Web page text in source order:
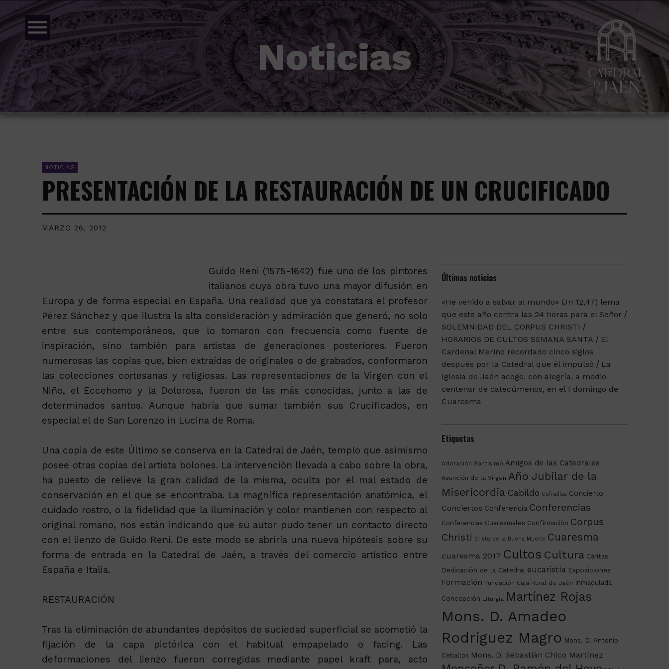
menu
Noticias
NOTICIAS
PRESENTACIÓN DE LA RESTAURACIÓN DE UN CRUCIFICADO
MARZO 26, 2012
Guido Reni (1575-1642) fue uno de los pintores
italianos cuya obra tuvo una mayor difusión en
Europa y de forma especial en España. Una realidad que ya constatara el profesor
Pérez Sánchez y que ilustra la alta consideración y admiración que generó, no solo
entre sus contemporáneos, que lo tomaron con frecuencia como fuente de
inspiración, sino también para artistas de generaciones posteriores. Fueron
numerosas las copias que, bien extraídas de originales o de grabados, conformaron
las colecciones cortesanas y religiosas. Las representaciones de la Virgen con el
Niño, el Eccehomo y la Dolorosa, fueron de las más conocidas, junto a las de
determinados santos. Aunque habría que sumar también sus Crucificados, en
especial el de San Lorenzo in Lucina de Roma.
Una copia de este Último se conserva en la Catedral de Jaén, templo que asimismo
posee otras copias del artista bolones. La intervención llevada a cabo sobre la obra,
ha puesto de relieve la gran calidad de la misma, oculta por el mal estado de
conservación en el que se encontraba. La magnífica representación anatómica, el
cuidado rostro, o la fidelidad que la iluminación y color mantienen con respecto al
original romano, nos están indicando que su autor pudo tener un contacto directo
con el lienzo de Guido Reni. De este modo se abriría una nueva hipótesis sobre su
forma de entrada en la Catedral de Jaén, a través del comercio artístico entre
España e Italia.
RESTAURACIÓN
Tras la eliminación de abundantes depósitos de suciedad superficial se acometió la
fijación de la capa pictórica con el habitual empapelado o facing. Las
deformaciones del lienzo fueron corregidas mediante papel kraft para, acto
Últimas noticias
«He venido a salvar al mundo» (Jn 12,47) lema
que este año centra las 24 horas para el Señor
SOLEMNIDAD DEL CORPUS CHRISTI
HORARIOS DE CULTOS SEMANA SANTA
El
Cardenal Merino recordado cinco siglos
después por la Catedral que él impulsó
La
Iglesia de Jaén acoge, con alegría, a medio
centenar de catecúmenos, en el I domingo de
Cuaresma
Etiquetas
Adoración Santísimo Amigos de las Catedrales
Asunción de la Virgen Año Jubilar de la
Misericordia Cabildo Cofradías Concierto
Conciertos Conferencia Conferencias
Conferencias Cuaresmales Confirmación Corpus
Christi Cristo de la Buena Muerte Cuaresma
cuaresma 2017 Cultos Cultura Cáritas
Dedicación de la Catedral eucaristía Exposiciones
Formación Fundación Caja Rural de Jaén Inmaculada
Concepción Liturgia Martínez Rojas
Mons. D. Amadeo
Rodríguez Magro Mons. D. Antonio
Ceballos Mons. D. Sebastián Chico Martínez